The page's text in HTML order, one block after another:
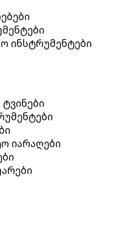
ინსტრუმენტები
იარაღები